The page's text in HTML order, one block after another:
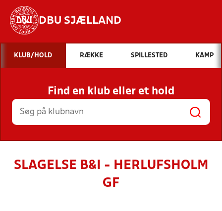
DBU SJÆLLAND
Hvad vil du søge efter?
INDHOLD OG NYHEDER
STILLINGER, RESULTATER, KLUBBER OG
HOLD
KLUB/HOLD RÆKKE SPILLESTED KAMP
Find en klub eller et hold
SLAGELSE B&I - HERLUFSHOLM
GF